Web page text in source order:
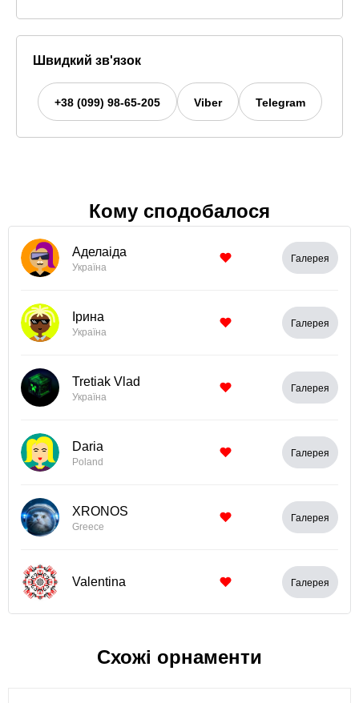
Швидкий зв'язок
+38 (099) 98-65-205 Viber Telegram
Кому сподобалося
Аделаіда
Україна
Галерея
Ірина
Україна
Галерея
Tretiak Vlad
Україна
Галерея
Daria
Poland
Галерея
XRONOS
Greece
Галерея
Valentina Галерея
Схожі орнаменти